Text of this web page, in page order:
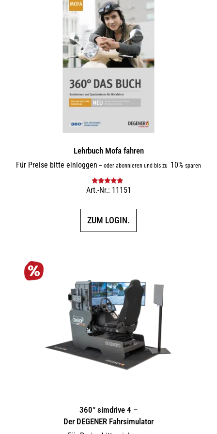
Lehrbuch Mofa fahren
Für Preise bitte einloggen – oder abonnieren und bis zu 10% sparen
Bewertet mit
Art.-Nr.: 11151
ZUM LOGIN.
360° simdrive 4 –
Der DEGENER Fahrsimulator